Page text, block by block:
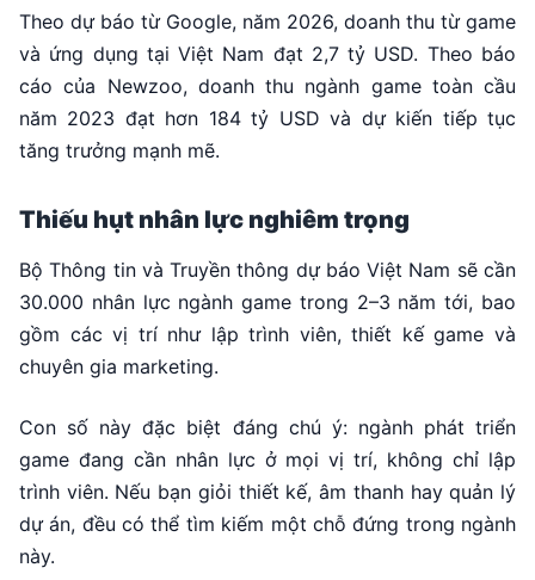
Theo dự báo từ Google, năm 2026, doanh thu từ game
và ứng dụng tại Việt Nam đạt 2,7 tỷ USD. Theo báo
cáo của Newzoo, doanh thu ngành game toàn cầu
năm 2023 đạt hơn 184 tỷ USD và dự kiến tiếp tục
tăng trưởng mạnh mẽ.
Thiếu hụt nhân lực nghiêm trọng
Bộ Thông tin và Truyền thông dự báo Việt Nam sẽ cần
30.000 nhân lực ngành game trong 2–3 năm tới, bao
gồm các vị trí như lập trình viên, thiết kế game và
chuyên gia marketing.
Con số này đặc biệt đáng chú ý: ngành phát triển
game đang cần nhân lực ở mọi vị trí, không chỉ lập
trình viên. Nếu bạn giỏi thiết kế, âm thanh hay quản lý
dự án, đều có thể tìm kiếm một chỗ đứng trong ngành
này.